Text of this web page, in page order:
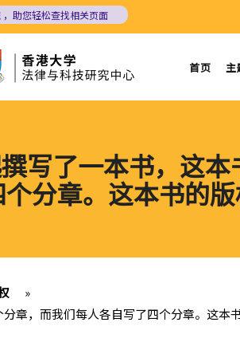
，助您轻松查找相关页面
首页 主
写了一本书，这
个分章。这本书的版
»
章，而我们每人各自写了四个分章。这本